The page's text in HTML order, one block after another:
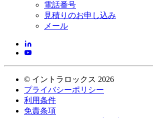
電話番号
見積りのお申し込み
メール
© イントラロックス 2026
プライバシーポリシー
利用条件
免責条項